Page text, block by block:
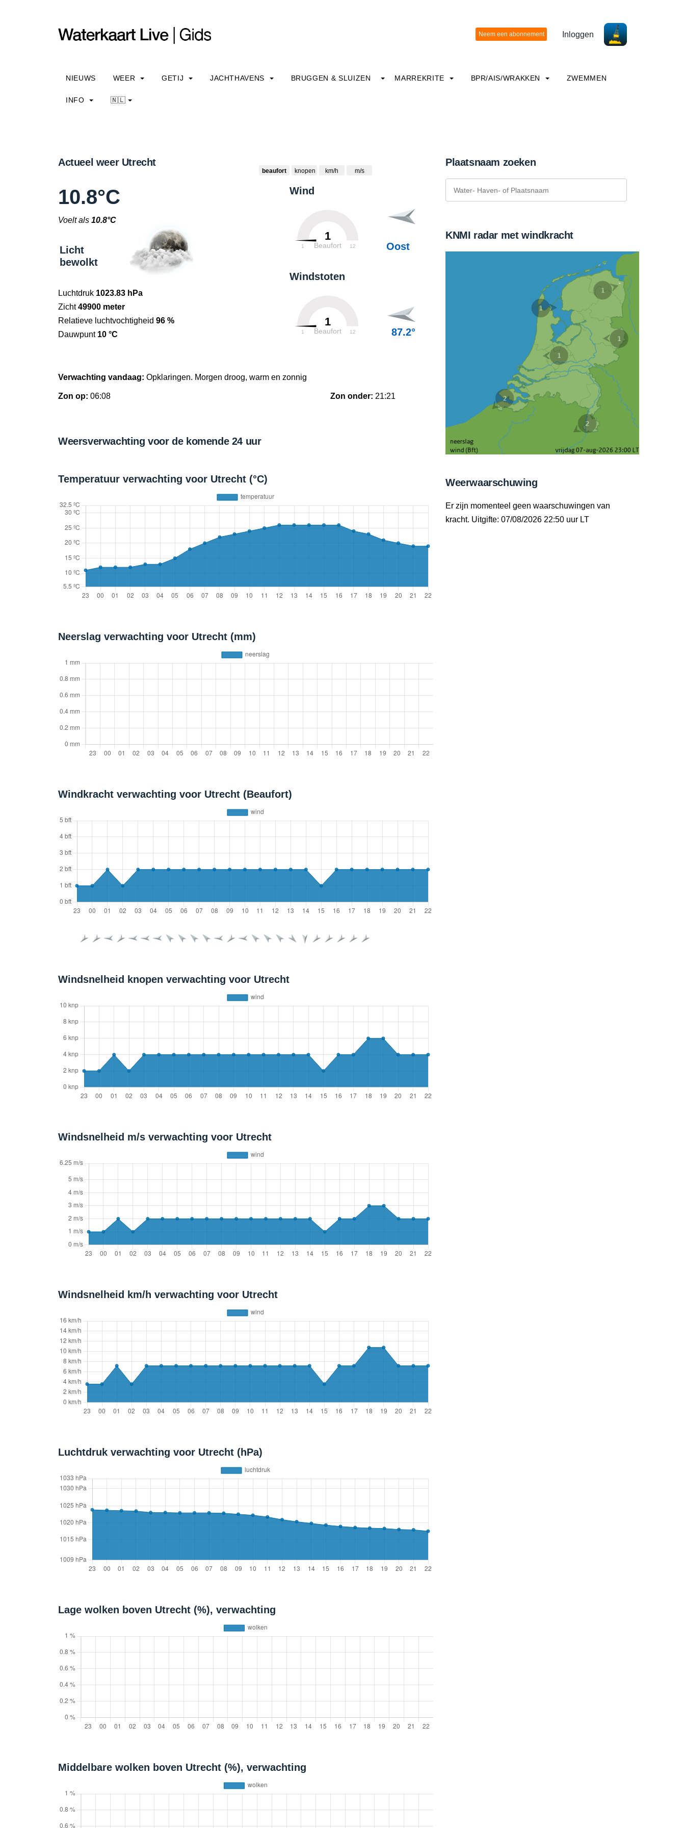
Inloggen
NIEUWS WEER GETIJ JACHTHAVENS BRUGGEN & SLUIZEN MARREKRITE BPR/AIS/WRAKKEN ZWEMMEN
INFO 🇳🇱
Actueel weer Utrecht
beaufort knopen km/h m/s
Wind
1
Beaufort
1 12 Oost
Windstoten
1
Beaufort
1 12 87.2°
10.8°C
Voelt als 10.8°C
Licht
bewolkt
Luchtdruk 1023.83 hPa
Zicht49900 meter
Relatieve luchtvochtigheid 96 %
Dauwpunt 10 °C
Verwachting vandaag: Opklaringen. Morgen droog, warm en zonnig
Zon op: 06:08 Zon onder: 21:21
Weersverwachting voor de komende 24 uur
Temperatuur verwachting voor Utrecht (°C)
Neerslag verwachting voor Utrecht (mm)
Windkracht verwachting voor Utrecht (Beaufort)
Windsnelheid knopen verwachting voor Utrecht
Windsnelheid m/s verwachting voor Utrecht
Windsnelheid km/h verwachting voor Utrecht
Luchtdruk verwachting voor Utrecht (hPa)
Lage wolken boven Utrecht (%), verwachting
Middelbare wolken boven Utrecht (%), verwachting
Plaatsnaam zoeken
KNMI radar met windkracht
Weerwaarschuwing
Er zijn momenteel geen waarschuwingen van
kracht. Uitgifte: 07/08/2026 22:50 uur LT